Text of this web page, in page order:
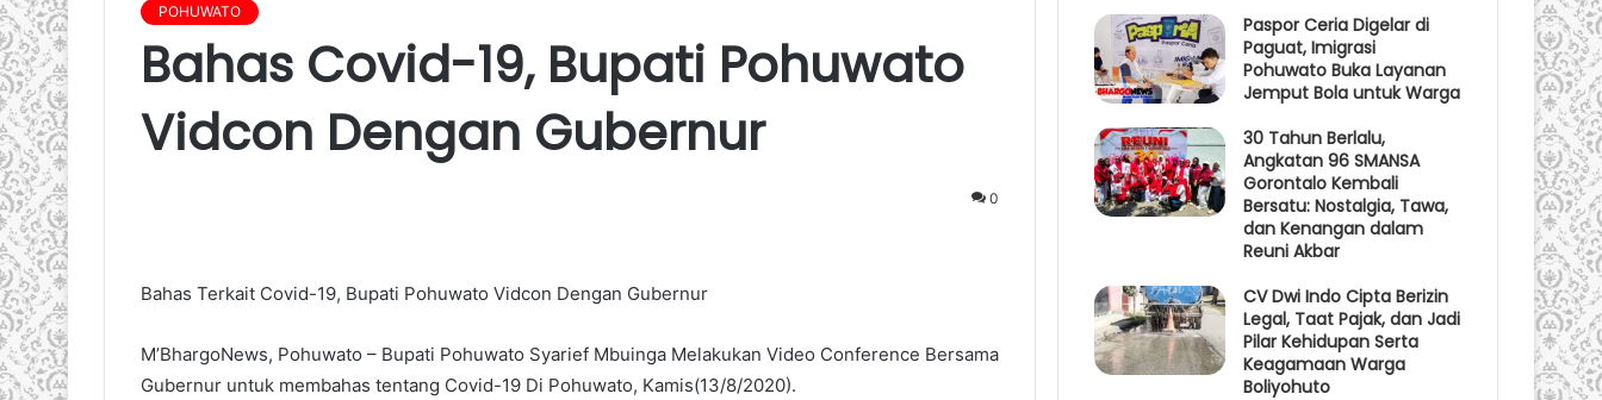
POHUWATO
Bahas Covid-19, Bupati Pohuwato
Vidcon Dengan Gubernur
0
Bahas Terkait Covid-19, Bupati Pohuwato Vidcon Dengan Gubernur
M’BhargoNews, Pohuwato – Bupati Pohuwato Syarief Mbuinga Melakukan Video Conference Bersama
Gubernur untuk membahas tentang Covid-19 Di Pohuwato, Kamis(13/8/2020).
Paspor Ceria Digelar di
Paguat, Imigrasi
Pohuwato Buka Layanan
Jemput Bola untuk Warga
30 Tahun Berlalu,
Angkatan 96 SMANSA
Gorontalo Kembali
Bersatu: Nostalgia, Tawa,
dan Kenangan dalam
Reuni Akbar
CV Dwi Indo Cipta Berizin
Legal, Taat Pajak, dan Jadi
Pilar Kehidupan Serta
Keagamaan Warga
Boliyohuto